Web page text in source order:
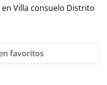
Villa consuelo Distrito